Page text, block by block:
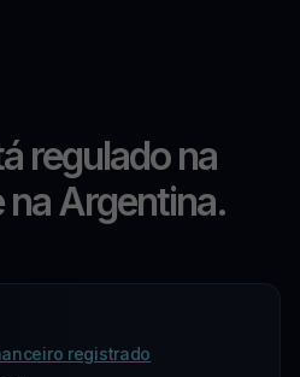
regulado na
na Argentina.
registrado